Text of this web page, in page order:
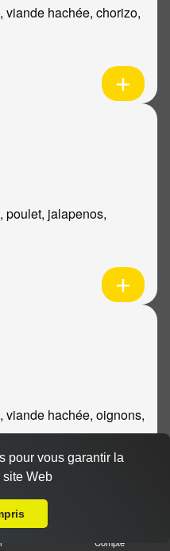
viande hachée, chorizo,
poulet, jalapenos,
viande hachée, oignons,
Compte
pour vous garantir la
site Web